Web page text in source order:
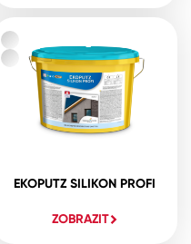
EKOPUTZ SILIKON PROFI
ZOBRAZIT